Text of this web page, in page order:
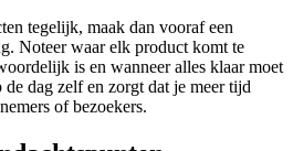
tegelijk, maak dan vooraf een
Noteer waar elk product komt te
is en wanneer alles klaar moet
dag zelf en zorgt dat je meer tijd
of bezoekers.